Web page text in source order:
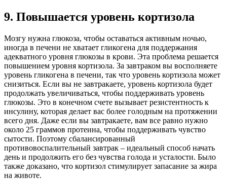
9. Повышается уровень кортизола
Мозгу нужна глюкоза, чтобы оставаться активным ночью,
иногда в печени не хватает гликогена для поддержания
адекватного уровня глюкозы в крови. Эта проблема решается
повышением уровня кортизола. За завтраком вы восполняете
уровень гликогена в печени, так что уровень кортизола может
снизиться. Если вы не завтракаете, уровень кортизола будет
продолжать увеличиваться, чтобы поддерживать уровень
глюкозы. Это в конечном счете вызывает резистентность к
инсулину, которая делает вас более голодным на протяжении
всего дня. Даже если вы завтракаете, вам все равно нужно
около 25 граммов протеина, чтобы поддерживать чувство
сытости. Поэтому сбалансированный
противовоспалительный завтрак – идеальный способ начать
день и продолжить его без чувства голода и усталости. Было
также доказано, что кортизол стимулирует запасание за жира
на животе.